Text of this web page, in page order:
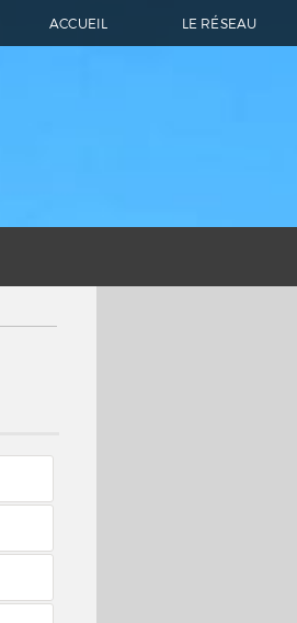
ACCUEIL LE RÉSEAU